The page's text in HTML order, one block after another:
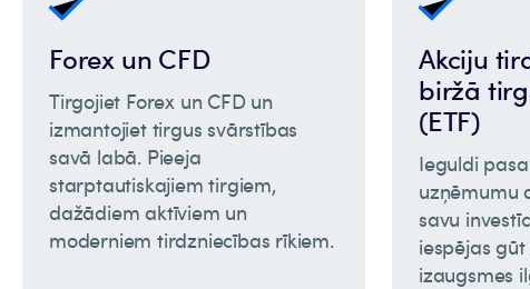
Forex un CFD
Tirgojiet Forex un CFD un
izmantojiet tirgus svārstības
savā labā. Pieeja
starptautiskajiem tirgiem,
dažādiem aktīviem un
moderniem tirdzniecības rīkiem.
Akciju
biržā
(ETF)
Ieguldi
uzņēmumu
savu
iespējas
izaugsmes